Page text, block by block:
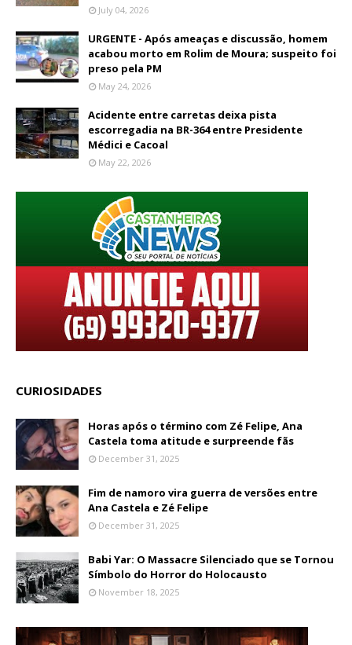
July 04, 2026
URGENTE - Após ameaças e discussão, homem
acabou morto em Rolim de Moura; suspeito foi
preso pela PM
May 24, 2026
Acidente entre carretas deixa pista
escorregadia na BR-364 entre Presidente
Médici e Cacoal
May 22, 2026
CURIOSIDADES
Horas após o término com Zé Felipe, Ana
Castela toma atitude e surpreende fãs
December 31, 2025
Fim de namoro vira guerra de versões entre
Ana Castela e Zé Felipe
December 31, 2025
Babi Yar: O Massacre Silenciado que se Tornou
Símbolo do Horror do Holocausto
November 18, 2025